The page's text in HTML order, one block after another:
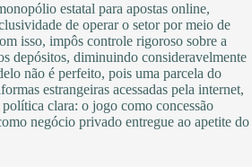
estatal para apostas online,
de operar o setor por meio de
isso, impôs controle rigoroso sobre a
depósitos, diminuindo consideravelmente
não é perfeito, pois uma parcela do
estrangeiras acessadas pela internet,
clara: o jogo como concessão
negócio privado entregue ao apetite do